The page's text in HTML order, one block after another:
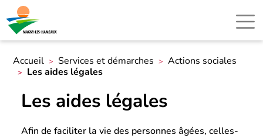
Accueil Services et démarches
Actions sociales
Les aides légales
Les aides légales
Afin de faciliter la vie des personnes âgées, celles-